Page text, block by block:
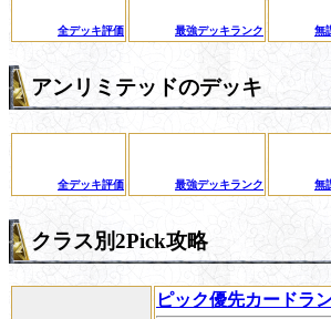
全デッキ評価 最強デッキランク 無
アンリミテッドのデッキ
全デッキ評価 最強デッキランク 無
クラス別2Pick攻略
ピック優先カードラ